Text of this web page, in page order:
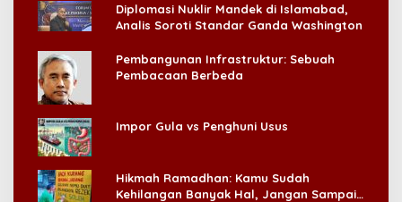
Diplomasi Nuklir Mandek di Islamabad,
Analis Soroti Standar Ganda Washington
Pembangunan Infrastruktur: Sebuah
Pembacaan Berbeda
Impor Gula vs Penghuni Usus
Hikmah Ramadhan: Kamu Sudah
Kehilangan Banyak Hal, Jangan Sampai